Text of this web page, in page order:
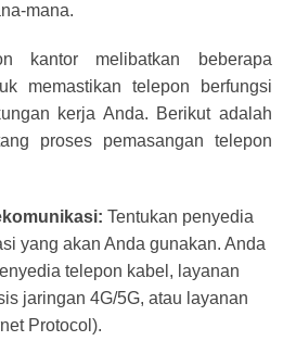
mana.
kantor melibatkan beberapa
memastikan telepon berfungsi
kerja Anda. Berikut adalah
proses pemasangan telepon
Tentukan penyedia
yang akan Anda gunakan. Anda
telepon kabel, layanan
jaringan 4G/5G, atau layanan
Protocol).